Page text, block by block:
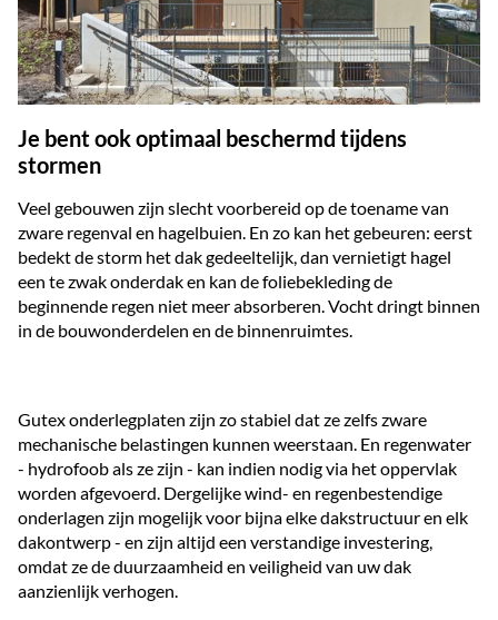
Je bent ook optimaal beschermd tijdens
stormen
Veel gebouwen zijn slecht voorbereid op de toename van
zware regenval en hagelbuien. En zo kan het gebeuren: eerst
bedekt de storm het dak gedeeltelijk, dan vernietigt hagel
een te zwak onderdak en kan de foliebekleding de
beginnende regen niet meer absorberen. Vocht dringt binnen
in de bouwonderdelen en de binnenruimtes.
Gutex onderlegplaten zijn zo stabiel dat ze zelfs zware
mechanische belastingen kunnen weerstaan. En regenwater
- hydrofoob als ze zijn - kan indien nodig via het oppervlak
worden afgevoerd. Dergelijke wind- en regenbestendige
onderlagen zijn mogelijk voor bijna elke dakstructuur en elk
dakontwerp - en zijn altijd een verstandige investering,
omdat ze de duurzaamheid en veiligheid van uw dak
aanzienlijk verhogen.